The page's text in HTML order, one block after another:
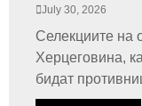
July 30, 2026
Селекциите на
Херцеговина,
бидат